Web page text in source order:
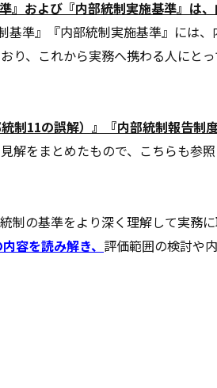
準』および『内部統制実施基準』は
準』『内部統制実施基準』には
、これから実務へ携わる人にと
制11の誤解）』『内部統制報告制
解をまとめたもので、こちらも参
の基準をより深く理解して実務
容を読み解き、 評価範囲の検討や